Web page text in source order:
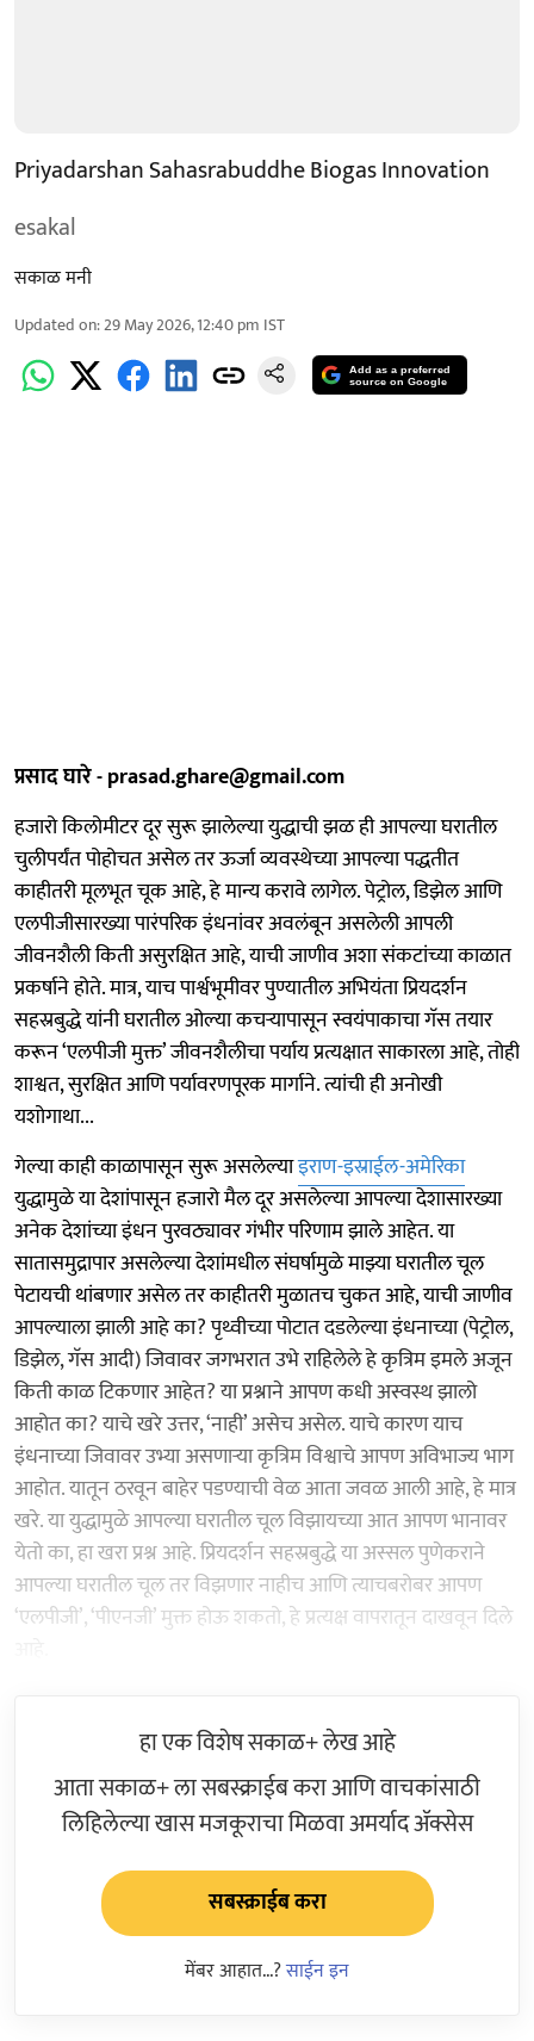
Priyadarshan Sahasrabuddhe Biogas Innovation
esakal
सकाळ मनी
Updated on:29 May 2026, 12:40 pm IST
Add as a preferred
source on Google
प्रसाद घारे - prasad.ghare@gmail.com
हजारो किलोमीटर दूर सुरू झालेल्या युद्धाची झळ ही आपल्या घरातील
चुलीपर्यंत पोहोचत असेल तर ऊर्जा व्यवस्थेच्या आपल्या पद्धतीत
काहीतरी मूलभूत चूक आहे, हे मान्य करावे लागेल. पेट्रोल, डिझेल आणि
एलपीजीसारख्या पारंपरिक इंधनांवर अवलंबून असलेली आपली
जीवनशैली किती असुरक्षित आहे, याची जाणीव अशा संकटांच्या काळात
प्रकर्षाने होते. मात्र, याच पार्श्वभूमीवर पुण्यातील अभियंता प्रियदर्शन
सहस्रबुद्धे यांनी घरातील ओल्या कचऱ्यापासून स्वयंपाकाचा गॅस तयार
करून ‘एलपीजी मुक्त’ जीवनशैलीचा पर्याय प्रत्यक्षात साकारला आहे, तोही
शाश्वत, सुरक्षित आणि पर्यावरणपूरक मार्गाने. त्यांची ही अनोखी
यशोगाथा...
गेल्या काही काळापासून सुरू असलेल्याइराण-इस्राईल-अमेरिका
युद्धामुळे या देशांपासून हजारो मैल दूर असलेल्या आपल्या देशासारख्या
अनेक देशांच्या इंधन पुरवठ्यावर गंभीर परिणाम झाले आहेत. या
सातासमुद्रापार असलेल्या देशांमधील संघर्षामुळे माझ्या घरातील चूल
पेटायची थांबणार असेल तर काहीतरी मुळातच चुकत आहे, याची जाणीव
आपल्याला झाली आहे का? पृथ्वीच्या पोटात दडलेल्या इंधनाच्या (पेट्रोल,
डिझेल, गॅस आदी) जिवावर जगभरात उभे राहिलेले हे कृत्रिम इमले अजून
किती काळ टिकणार आहेत? या प्रश्नाने आपण कधी अस्वस्थ झालो
आहोत का? याचे खरे उत्तर, ‘नाही’ असेच असेल. याचे कारण याच
इंधनाच्या जिवावर उभ्या असणाऱ्या कृत्रिम विश्वाचे आपण अविभाज्य भाग
आहोत. यातून ठरवून बाहेर पडण्याची वेळ आता जवळ आली आहे, हे मात्र
खरे. या युद्धामुळे आपल्या घरातील चूल विझायच्या आत आपण भानावर
येतो का, हा खरा प्रश्न आहे. प्रियदर्शन सहस्रबुद्धे या अस्सल पुणेकराने
आपल्या घरातील चूल तर विझणार नाहीच आणि त्याचबरोबर आपण
‘एलपीजी’, ‘पीएनजी’ मुक्त होऊ शकतो, हे प्रत्यक्ष वापरातून दाखवून दिले
हा एक विशेष सकाळ+ लेख आहे
आता सकाळ+ ला सबस्क्राईब करा आणि वाचकांसाठी
लिहिलेल्या खास मजकूराचा मिळवा अमर्याद ॲक्सेस
सबस्क्राईब करा
मेंबर आहात...?साईन इन